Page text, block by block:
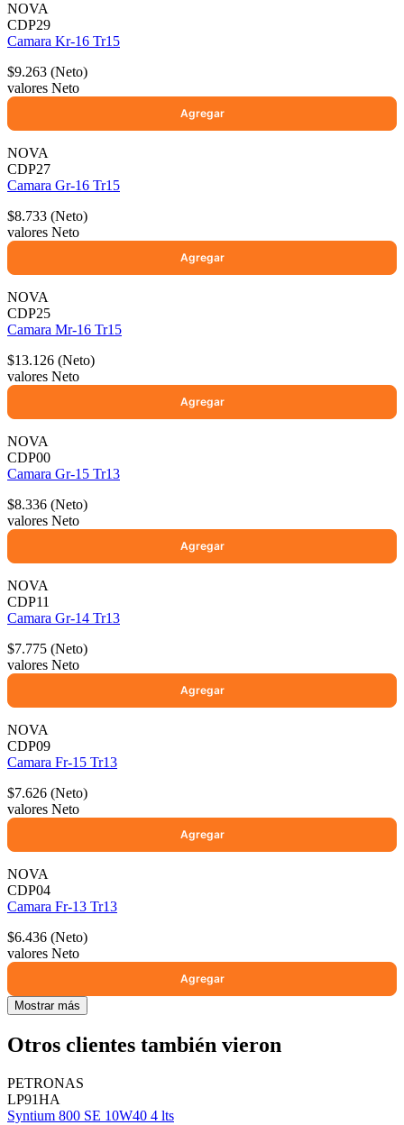
NOVA
CDP29
Camara Kr-16 Tr15
$9.263 (Neto)
valores Neto
NOVA
CDP27
Camara Gr-16 Tr15
$8.733 (Neto)
valores Neto
NOVA
CDP25
Camara Mr-16 Tr15
$13.126 (Neto)
valores Neto
NOVA
CDP00
Camara Gr-15 Tr13
$8.336 (Neto)
valores Neto
NOVA
CDP11
Camara Gr-14 Tr13
$7.775 (Neto)
valores Neto
NOVA
CDP09
Camara Fr-15 Tr13
$7.626 (Neto)
valores Neto
NOVA
CDP04
Camara Fr-13 Tr13
$6.436 (Neto)
valores Neto
Mostrar más
Otros clientes también vieron
PETRONAS
LP91HA
Syntium 800 SE 10W40 4 lts